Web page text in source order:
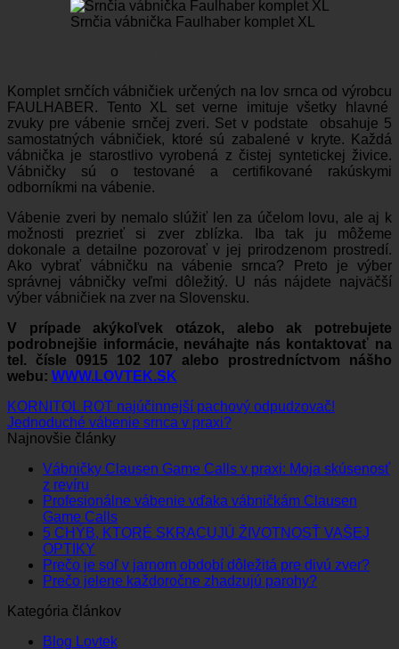
Srnčia vábnička Faulhaber komplet XL
Komplet srnčích vábničiek určených na lov srnca od výrobcu
FAULHABER. Tento XL set verne imituje všetky hlavné
zvuky pre vábenie srnčej zveri. Set v podstate obsahuje 5
samostatných vábničiek, ktoré sú zabalené v kryte. Každá
vábnička je starostlivo vyrobená z čistej syntetickej živice.
Vábničky sú o testované a certifikované rakúskymi
odborníkmi na vábenie.
Vábenie zveri by nemalo slúžiť len za účelom lovu, ale aj k
možnosti prezrieť si zver zblízka. Iba tak ju môžeme
dokonale a detailne pozorovať v jej prirodzenom prostredí.
Ako vybrať vábničku na vábenie srnca? Preto je výber
správnej vábničky veľmi dôležitý. U nás nájdete najväčší
výber vábničiek na zver na Slovensku.
V prípade akýkoľvek otázok, alebo ak potrebujete
podrobnejšie informácie, neváhajte nás kontaktovať na
tel. čísle 0915 102 107 alebo prostredníctvom nášho
webu: WWW.LOVTEK.SK
KORNITOL ROT najúčinnejší pachový odpudzovač!
Jednoduché vábenie srnca v praxi?
Najnovšie články
Vábničky Clausen Game Calls v praxi: Moja skúsenosť
z revíru
komentáre
na
Vábničky
Clausen
Game
Calls
praxi:
skúsenosť
Profesionálne vábenie vďaka vábničkám Clausen
Game CallsŽiadne
komentáre
Profesionálne
vábenie
vábničkám
Game
5 CHÝB, KTORÉ SKRACUJÚ ŽIVOTNOSŤ VAŠEJ
OPTIKY
komentáre
na
CHÝB,
SKRACUJÚ
Prečo je soľ v jarnom období dôležitá pre divú zver?
Prečo jelene každoročne zhadzujú parohy?Žiadne
Kategória článkov
Blog Lovtek